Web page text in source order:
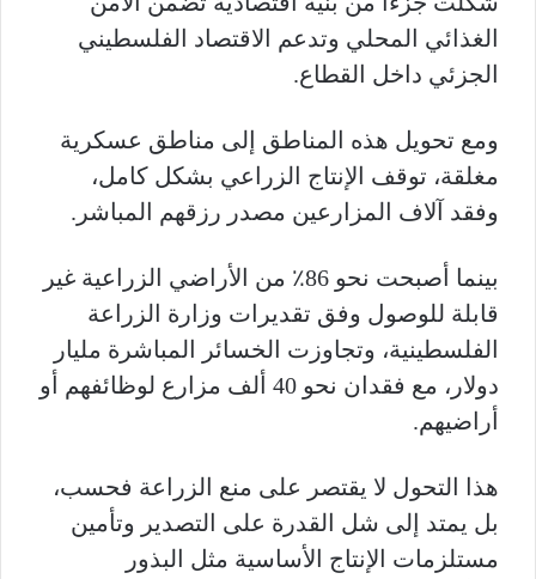
الغذائي المحلي وتدعم الاقتصاد الفلسطيني
الجزئي داخل القطاع.
ومع تحويل هذه المناطق إلى مناطق عسكرية
مغلقة، توقف الإنتاج الزراعي بشكل كامل،
وفقد آلاف المزارعين مصدر رزقهم المباشر.
بينما أصبحت نحو 86٪ من الأراضي الزراعية غير
قابلة للوصول وفق تقديرات وزارة الزراعة
الفلسطينية، وتجاوزت الخسائر المباشرة مليار
دولار، مع فقدان نحو 40 ألف مزارع لوظائفهم أو
أراضيهم.
هذا التحول لا يقتصر على منع الزراعة فحسب،
بل يمتد إلى شل القدرة على التصدير وتأمين
مستلزمات الإنتاج الأساسية مثل البذور